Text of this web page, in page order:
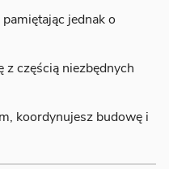
jednak o
z częścią niezbędnych
koordynujesz budowę i